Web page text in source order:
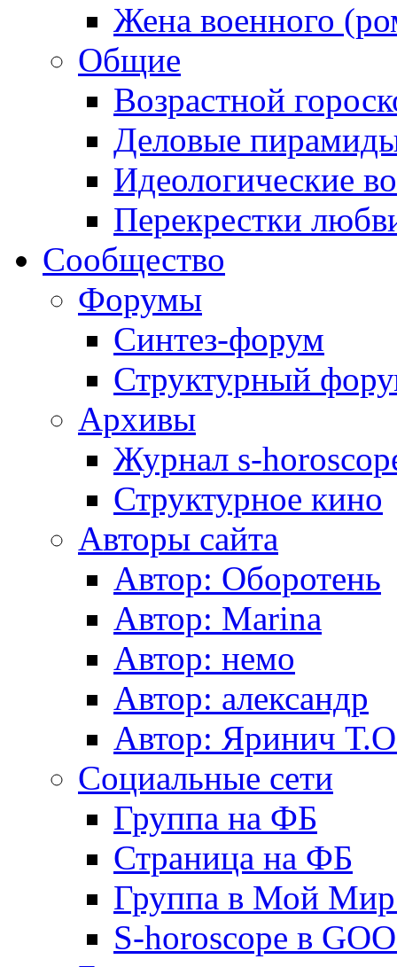
Жена военного
Общие
Возрастной
Деловые
Идеологические
Перекрестки
Сообщество
Форумы
Синтез-форум
Структурный
Архивы
Журнал s-
Структурное кино
Авторы сайта
Автор: Оборотень
Автор: Marina
Автор: немo
Автор: александр
Автор: Яринич
Социальные сети
Группа на ФБ
Страница на ФБ
Группа в Мой
S-horoscope в